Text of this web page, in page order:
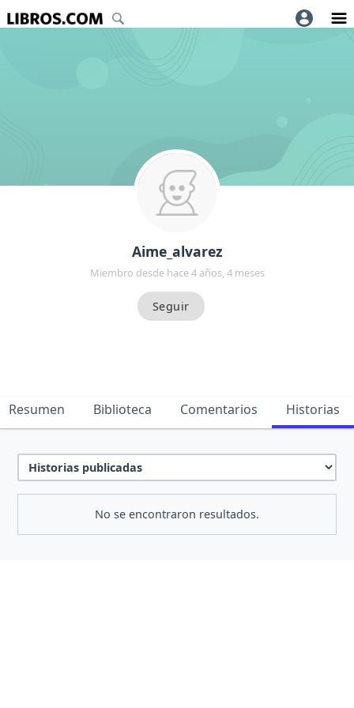
Aime_alvarez
Miembro desde hace 4 años, 4 meses
Resumen Biblioteca Comentarios Historias
No se encontraron resultados.